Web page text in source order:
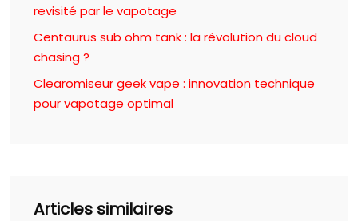
revisité par le vapotage
Centaurus sub ohm tank : la révolution du cloud
chasing ?
Clearomiseur geek vape : innovation technique
pour vapotage optimal
Articles similaires